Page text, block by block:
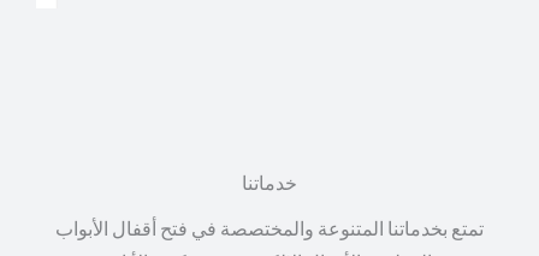
خدماتنا
تمتع بخدماتنا المتنوعة والمختصصة في فتح أقفال الأبواب